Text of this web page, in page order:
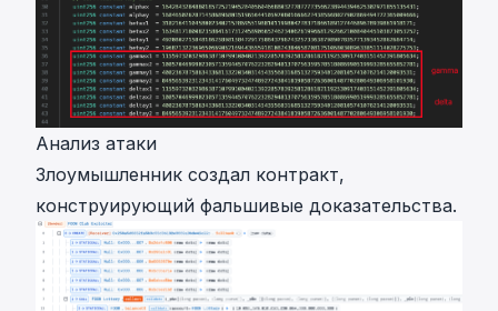
Анализ атаки
Злоумышленник создал контракт,
конструирующий фальшивые доказательства.